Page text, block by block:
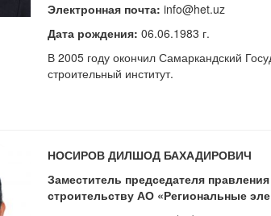
Электронная почта: info@het.uz
Дата рождения: 06.06.1983 г.
В 2005 году окончил Самаркандский
строительный институт.
НОСИРОВ ДИЛШОД БАХАДИРОВИЧ
Заместитель председателя
строительству АО «Региональные